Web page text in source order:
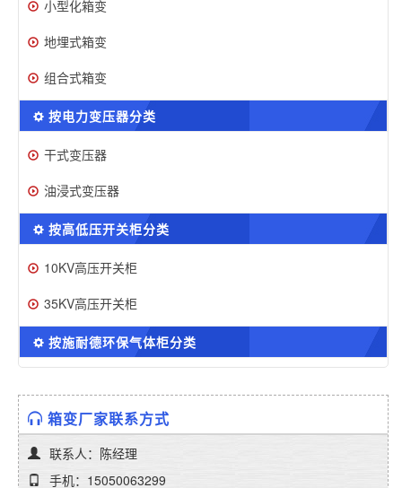
小型化箱变
地埋式箱变
组合式箱变
按电力变压器分类
干式变压器
油浸式变压器
按高低压开关柜分类
10KV高压开关柜
35KV高压开关柜
按施耐德环保气体柜分类
箱变厂家联系方式
联系人：陈经理
手机：15050063299